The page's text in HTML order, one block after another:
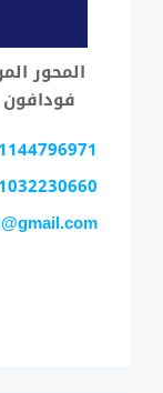
فودافون - فيلا